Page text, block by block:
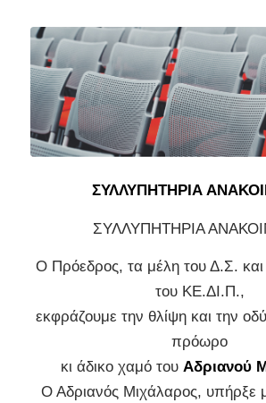
ΣΥΛΛΥΠΗΤΗΡΙΑ
ΣΥΛΛΥΠΗΤΗΡΙΑ
Ο Πρόεδρος, τα μέλη του Δ.Σ. και
του ΚΕ.ΔΙ.Π.,
εκφράζουμε την θλίψη και την
πρόωρο
κι άδικο χαμό του Αδριανού
Ο Αδριανός Μιχάλαρος, υπήρξε